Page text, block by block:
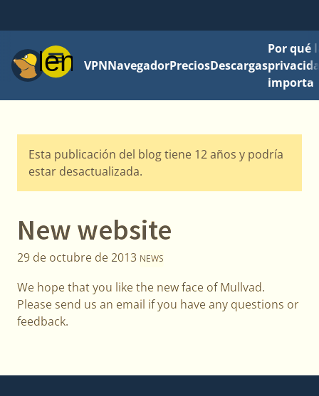
MenúVPNNavegadorPreciosDescargas
Por qué
importa
Esta publicación del blog tiene 12 años y podría
estar desactualizada.
New website
29 de octubre de 2013 NEWS
We hope that you like the new face of Mullvad.
Please send us an email if you have any questions or
feedback.